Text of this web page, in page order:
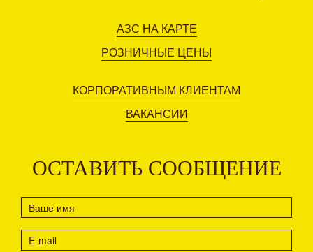
АЗС НА КАРТЕ
РОЗНИЧНЫЕ ЦЕНЫ
КОРПОРАТИВНЫМ КЛИЕНТАМ
ВАКАНСИИ
ОСТАВИТЬ СООБЩЕНИЕ